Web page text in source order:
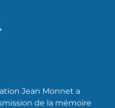
Jean Monnet a
de la mémoire